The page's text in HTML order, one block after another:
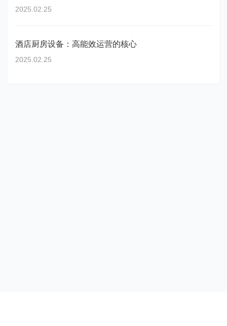
2025.02.25
酒店厨房设备：高能效运营的核心
2025.02.25